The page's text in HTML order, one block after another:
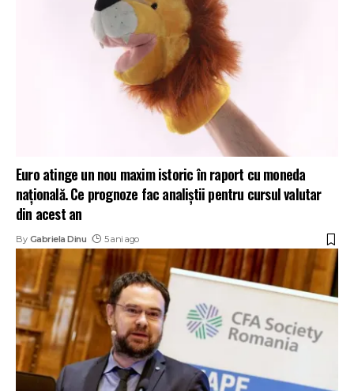
Euro atinge un nou maxim istoric în raport cu moneda
națională. Ce prognoze fac analiștii pentru cursul valutar
din acest an
By Gabriela Dinu 5 ani ago